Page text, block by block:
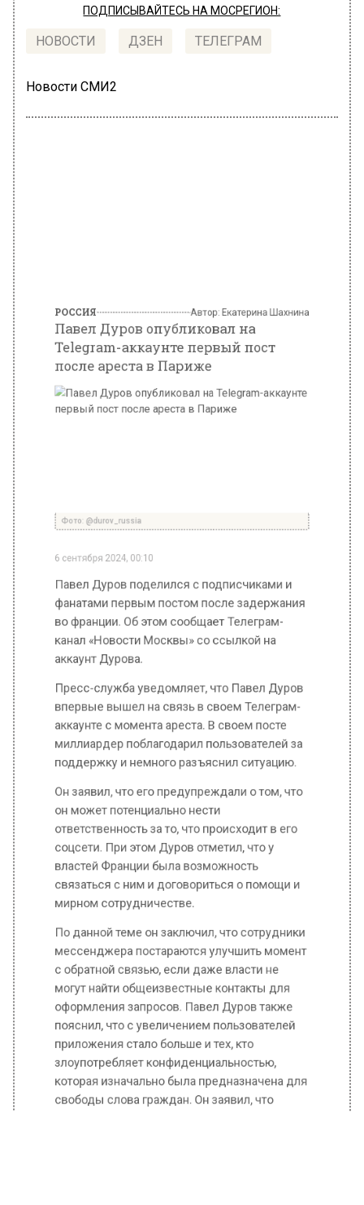
ПОДПИСЫВАЙТЕСЬ НА МОСРЕГИОН:
НОВОСТИ ДЗЕН ТЕЛЕГРАМ
Новости СМИ2
Павел Дуров поделился с подписчиками и
фанатами первым постом после задержания
во франции. Об этом сообщает Телеграм-
канал «Новости Москвы» со ссылкой на
аккаунт Дурова.
Пресс-служба уведомляет, что Павел Дуров
впервые вышел на связь в своем Телеграм-
аккаунте с момента ареста. В своем посте
миллиардер поблагодарил пользователей за
поддержку и немного разъяснил ситуацию.
Он заявил, что его предупреждали о том, что
он может потенциально нести
ответственность за то, что происходит в его
соцсети. При этом Дуров отметил, что у
властей Франции была возможность
связаться с ним и договориться о помощи и
мирном сотрудничестве.
По данной теме он заключил, что сотрудники
мессенджера постараются улучшить момент
с обратной связью, если даже власти не
могут найти общеизвестные контакты для
оформления запросов. Павел Дуров также
пояснил, что с увеличением пользователей
приложения стало больше и тех, кто
злоупотребляет конфиденциальностью,
которая изначально была предназначена для